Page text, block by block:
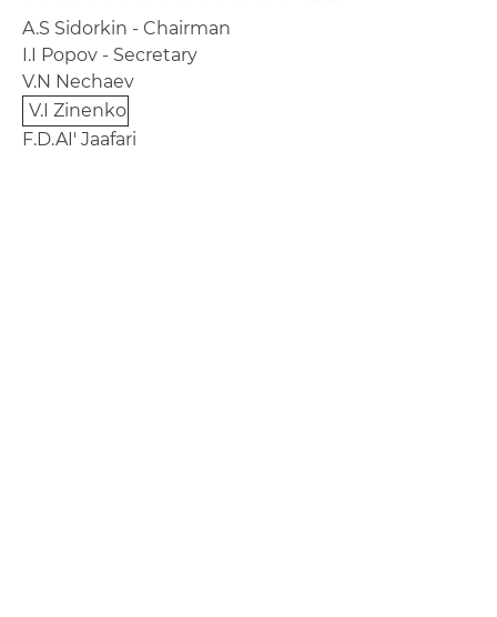
A.S Sidorkin - Chairman
I.I Popov - Secretary
V.N Nechaev
V.I Zinenko
F.D.AI' Jaafari